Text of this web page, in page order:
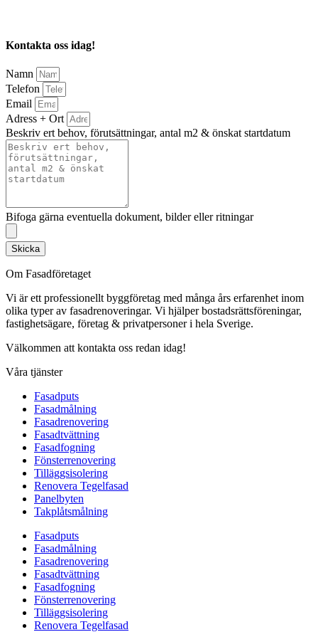
Kontakta oss idag!
Namn
Telefon
Email
Adress + Ort
Beskriv ert behov, förutsättningar, antal m2 & önskat startdatum
Bifoga gärna eventuella dokument, bilder eller ritningar
Skicka
Om Fasadföretaget
Vi är ett professionellt byggföretag med många års erfarenhet inom
olika typer av fasadrenoveringar. Vi hjälper bostadsrättsföreningar,
fastighetsägare, företag & privatpersoner i hela Sverige.
Välkommen att kontakta oss redan idag!
Våra tjänster
Fasadputs
Fasadmålning
Fasadrenovering
Fasadtvättning
Fasadfogning
Fönsterrenovering
Tilläggsisolering
Renovera Tegelfasad
Panelbyten
Takplåtsmålning
Fasadputs
Fasadmålning
Fasadrenovering
Fasadtvättning
Fasadfogning
Fönsterrenovering
Tilläggsisolering
Renovera Tegelfasad